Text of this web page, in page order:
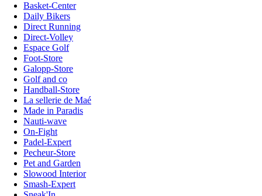
Basket-Center
Daily Bikers
Direct Running
Direct-Volley
Espace Golf
Foot-Store
Galopp-Store
Golf and co
Handball-Store
La sellerie de Maé
Made in Paradis
Nauti-wave
On-Fight
Padel-Expert
Pecheur-Store
Pet and Garden
Slowood Interior
Smash-Expert